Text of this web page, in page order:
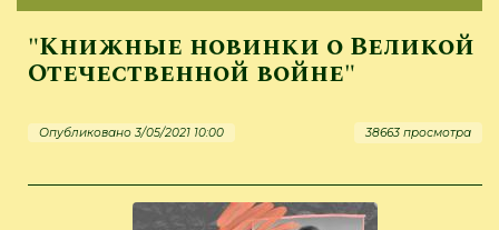
"Книжные новинки о Великой
Отечественной войне"
Опубликовано 3/05/2021 10:00 38663 просмотра